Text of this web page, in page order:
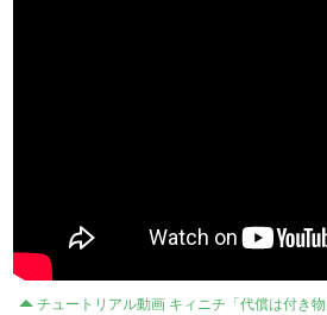
チュートリアル動画 キィニチ「代償は付き